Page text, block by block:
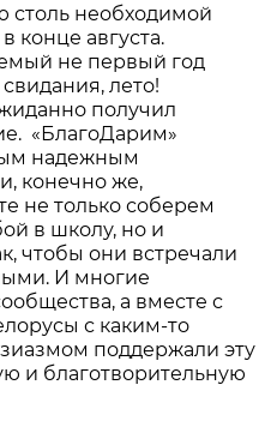
столь необходимой
конце августа.
не первый год
лето!
получил
«БлагоДарим»
надежным
конечно же,
не только соберем
в школу, но и
чтобы они встречали
И многие
а вместе с
с каким-то
поддержали эту
и благотворительную